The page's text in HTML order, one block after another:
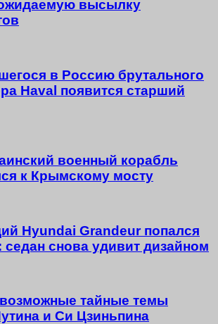
высылку
в Россию брутального
Haval появится старший
военный корабль
к Крымскому мосту
Hyundai Grandeur попался
снова удивит дизайном
тайные темы
и Си Цзиньпина